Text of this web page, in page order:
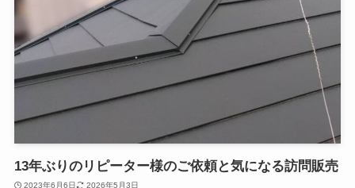
13年ぶりのリピーター様のご依頼と気になる訪問販売
2023年6月6日 2026年5月3日